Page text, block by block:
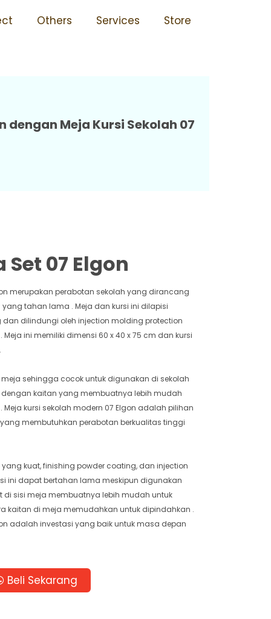
Others Services Store
Tersedia Ukuran Sd
Meja Kursi Sekolah 07
07 Elgon
merupakan perabotan sekolah yang dirancang
tahan lama . Meja dan kursi ini dilapisi
dilindungi oleh injection molding protection
ini memiliki dimensi 60 x 40 x 75 cm dan kursi
sehingga cocok untuk digunakan di sekolah
kaitan yang membuatnya lebih mudah
kursi sekolah modern 07 Elgon adalah pilihan
membutuhkan perabotan berkualitas tinggi
kuat, finishing powder coating, dan injection
ini dapat bertahan lama meskipun digunakan
di sisi meja membuatnya lebih mudah untuk
kaitan di meja memudahkan untuk dipindahkan .
adalah investasi yang baik untuk masa depan
Beli Sekarang